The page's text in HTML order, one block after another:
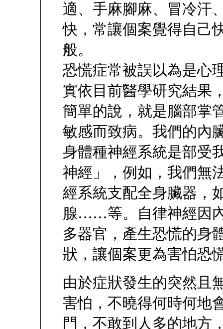
適、手麻腳麻、冒冷汗
快，常讓個案覺得自己
般。
恐慌症常被誤以為是心
實依目前醫學研究結果
簡單的說，就是腦部掌
敏感而致病。我們的內
身體種神經系統是部受
神經」，例如，我們無
經系統支配全身臟器，
腺……等。自律神經因
多器官，產生恐慌的身
狀，讓個案更為害怕恐
由於症狀發生的突然且
害怕，不曉得何時何地
門，不敢到人多的地方